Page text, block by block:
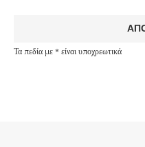
Τα πεδία με * είναι υποχρεωτικά